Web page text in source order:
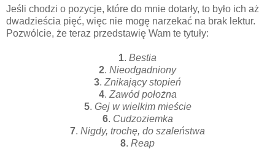
Jeśli chodzi o pozycje, które do mnie dotarły, to było ich aż
dwadzieścia pięć, więc nie mogę narzekać na brak lektur.
Pozwólcie, że teraz przedstawię Wam te tytuły:
1. Bestia
2. Nieodgadniony
3. Znikający stopień
4. Zawód położna
5. Gej w wielkim mieście
6. Cudzoziemka
7. Nigdy, trochę, do szaleństwa
8. Reap